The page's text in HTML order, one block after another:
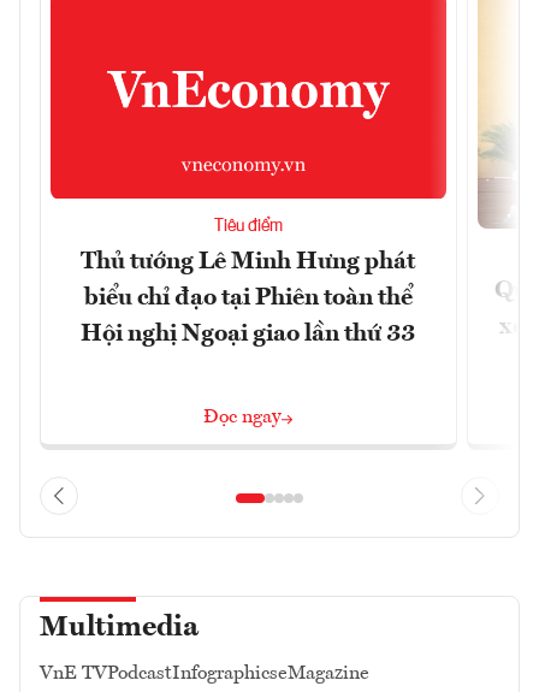
Tiêu điểm
Thủ tướng Lê Minh Hưng phát
biểu chỉ đạo tại Phiên toàn thể
Hội nghị Ngoại giao lần thứ 33
Đọc ngay
Multimedia
VnE TVPodcastInfographicseMagazine